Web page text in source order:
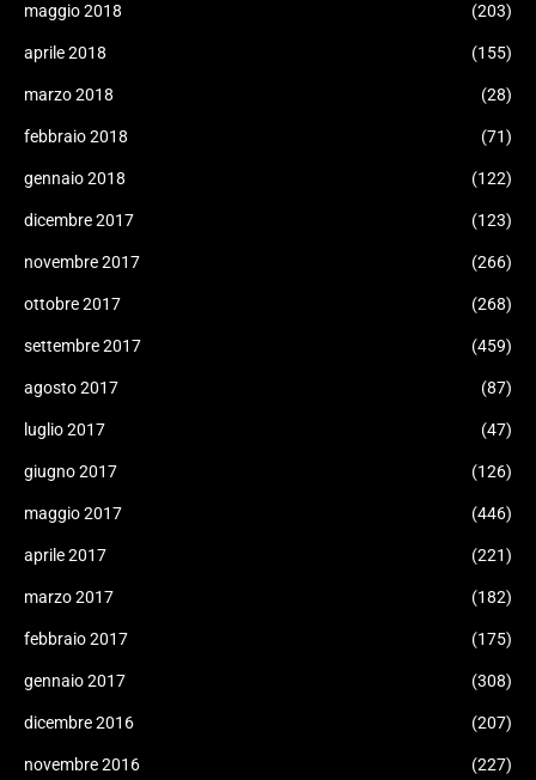
maggio 2018 (203)
aprile 2018 (155)
marzo 2018 (28)
febbraio 2018 (71)
gennaio 2018 (122)
dicembre 2017 (123)
novembre 2017 (266)
ottobre 2017 (268)
settembre 2017 (459)
agosto 2017 (87)
luglio 2017 (47)
giugno 2017 (126)
maggio 2017 (446)
aprile 2017 (221)
marzo 2017 (182)
febbraio 2017 (175)
gennaio 2017 (308)
dicembre 2016 (207)
novembre 2016 (227)